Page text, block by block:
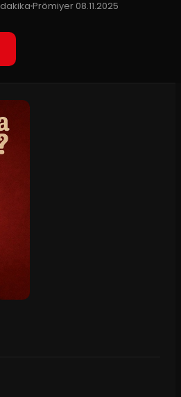
dakikaPrömiyer 08.11.2025